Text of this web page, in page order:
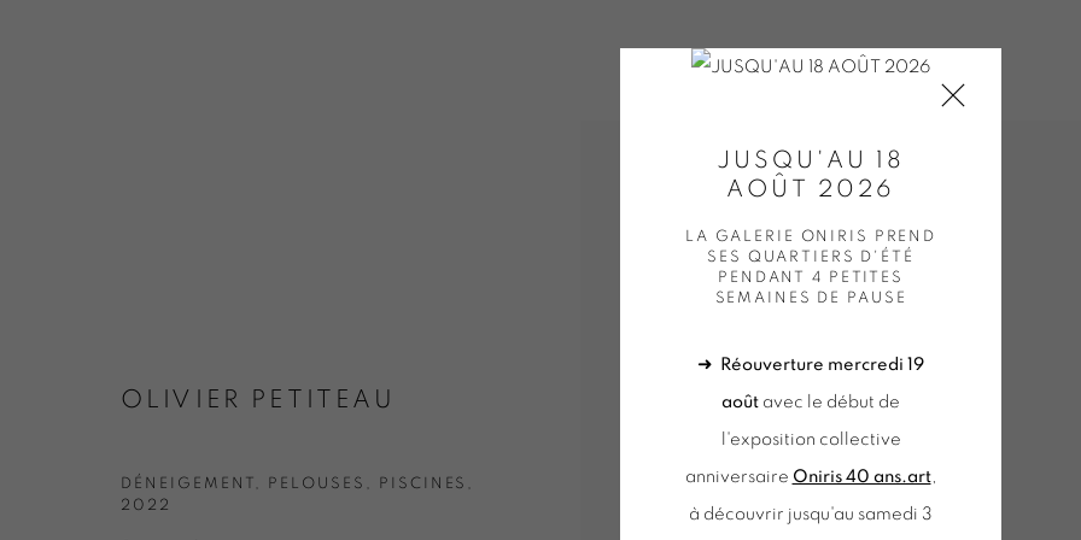
JUSQU'AU 18
AOÛT 2026
LA GALERIE ONIRIS PREND
SES QUARTIERS D'ÉTÉ
PENDANT 4 PETITES
SEMAINES DE PAUSE
➜ Réouverture mercredi 19
août avec le début de
l'exposition collective
anniversaire Oniris 40 ans.art,
à découvrir jusqu'au samedi 3
OLIVIER PETITEAU
DÉNEIGEMENT, PELOUSES, PISCINES
2022